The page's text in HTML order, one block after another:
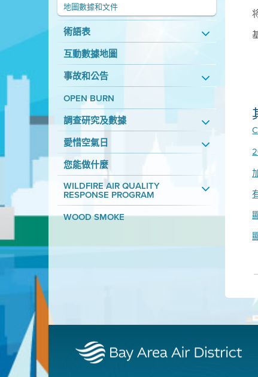
地圖數據和文件
術語表
互動數據地圖
事故和公告
OPEN BURN
調查研究及數據
愛惜空氣日
您能做什麼
WILDFIRE AIR QUALITY
RESPONSE PROGRAM
WOOD SMOKE